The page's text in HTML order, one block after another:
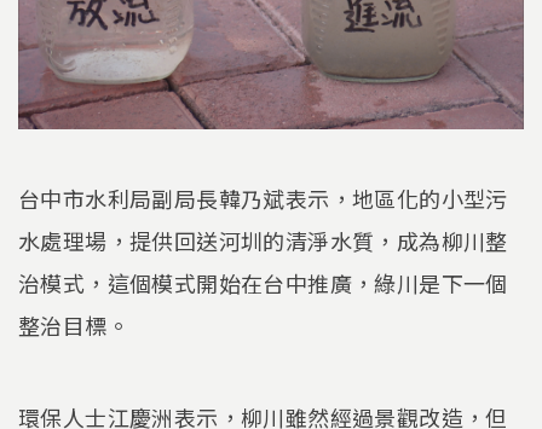
台中市水利局副局長韓乃斌表示，地區化的小型污
水處理場，提供回送河圳的清淨水質，成為柳川整
治模式，這個模式開始在台中推廣，綠川是下一個
整治目標。
環保人士江慶洲表示，柳川雖然經過景觀改造，但